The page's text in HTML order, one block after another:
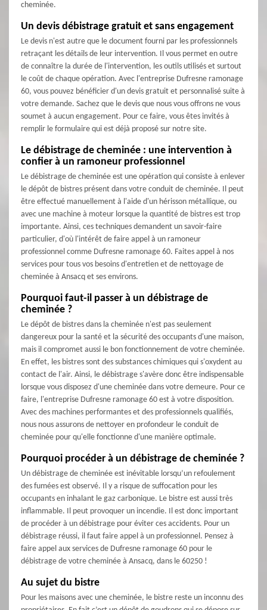
cheminée.
Un devis débistrage gratuit et sans engagement
Le devis n'est autre que le document fourni par les professionnels
retraçant les détails de leur intervention. Il vous permet en outre
de connaître la durée de l'intervention, les outils utilisés et surtout
le coût de chaque opération. Avec l'entreprise Dufresne ramonage
60, vous pouvez bénéficier d'un devis gratuit et personnalisé suite à
votre demande. Sachez que le devis que nous vous offrons ne vous
soumet à aucun engagement. Pour ce faire, vous êtes invités à
remplir le formulaire qui est déjà proposé sur notre site.
Le débistrage de cheminée : une intervention à
confier à un ramoneur professionnel
Le débistrage de cheminée est une opération qui consiste à enlever
le dépôt de bistres présent dans votre conduit de cheminée. Il peut
être effectué manuellement à l'aide d'un hérisson métallique, ou
avec une machine à moteur lorsque la quantité de bistres est trop
importante. Ainsi, ces techniques demandent un savoir-faire
particulier, d'où l'intérêt de faire appel à un ramoneur
professionnel comme Dufresne ramonage 60. Faites appel à nos
services pour tous vos besoins d'entretien et de nettoyage de
cheminée à Ansacq et ses environs.
Pourquoi faut-il passer à un débistrage de
cheminée ?
Le dépôt de bistres dans la cheminée n'est pas seulement
dangereux pour la santé et la sécurité des occupants d'une maison,
mais il compromet aussi le bon fonctionnement de votre cheminée.
En effet, les bistres sont des substances chimiques qui s'oxydent au
contact de l'air. Ainsi, le débistrage s'avère donc être indispensable
lorsque vous disposez d'une cheminée dans votre demeure. Pour ce
faire, l'entreprise Dufresne ramonage 60 est à votre disposition.
Avec des machines performantes et des professionnels qualifiés,
nous nous assurons de nettoyer en profondeur le conduit de
cheminée pour qu'elle fonctionne d'une manière optimale.
Pourquoi procéder à un débistrage de cheminée ?
Un débistrage de cheminée est inévitable lorsqu’un refoulement
des fumées est observé. Il y a risque de suffocation pour les
occupants en inhalant le gaz carbonique. Le bistre est aussi très
inflammable. Il peut provoquer un incendie. Il est donc important
de procéder à un débistrage pour éviter ces accidents. Pour un
débistrage réussi, il faut faire appel à un professionnel. Pensez à
faire appel aux services de Dufresne ramonage 60 pour le
débistrage de votre cheminée à Ansacq, dans le 60250 !
Au sujet du bistre
Pour les maisons avec une cheminée, le bistre reste un inconnu des